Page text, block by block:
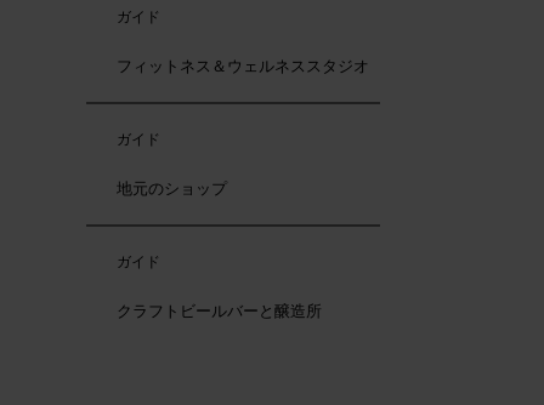
ガイド
フィットネス＆ウェルネススタジオ
ガイド
地元のショップ
ガイド
クラフトビールバーと醸造所